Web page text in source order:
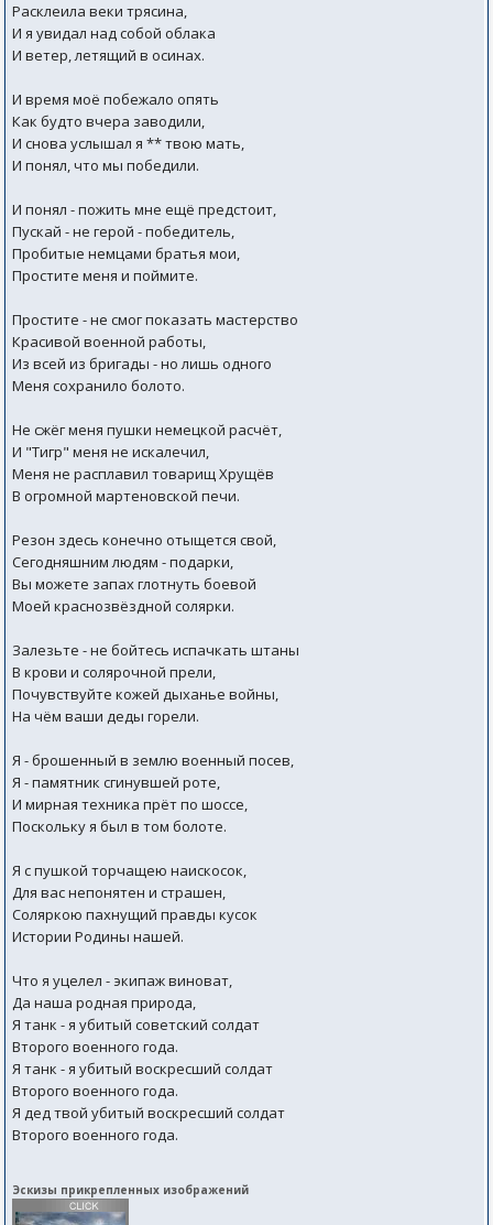
Расклеила веки трясина,
И я увидал над собой облака
И ветер, летящий в осинах.
И время моё побежало опять
Как будто вчера заводили,
И снова услышал я ** твою мать,
И понял, что мы победили.
И понял - пожить мне ещё предстоит,
Пускай - не герой - победитель,
Пробитые немцами братья мои,
Простите меня и поймите.
Простите - не смог показать мастерство
Красивой военной работы,
Из всей из бригады - но лишь одного
Меня сохранило болото.
Не сжёг меня пушки немецкой расчёт,
И "Тигр" меня не искалечил,
Меня не расплавил товарищ Хрущёв
В огромной мартеновской печи.
Резон здесь конечно отыщется свой,
Сегодняшним людям - подарки,
Вы можете запах глотнуть боевой
Моей краснозвёздной солярки.
Залезьте - не бойтесь испачкать штаны
В крови и солярочной прели,
Почувствуйте кожей дыханье войны,
На чём ваши деды горели.
Я - брошенный в землю военный посев,
Я - памятник сгинувшей роте,
И мирная техника прёт по шоссе,
Поскольку я был в том болоте.
Я с пушкой торчащею наискосок,
Для вас непонятен и страшен,
Соляркою пахнущий правды кусок
Истории Родины нашей.
Что я уцелел - экипаж виноват,
Да наша родная природа,
Я танк - я убитый советский солдат
Второго военного года.
Я танк - я убитый воскресший солдат
Второго военного года.
Я дед твой убитый воскресший солдат
Второго военного года.
Эскизы прикрепленных изображений